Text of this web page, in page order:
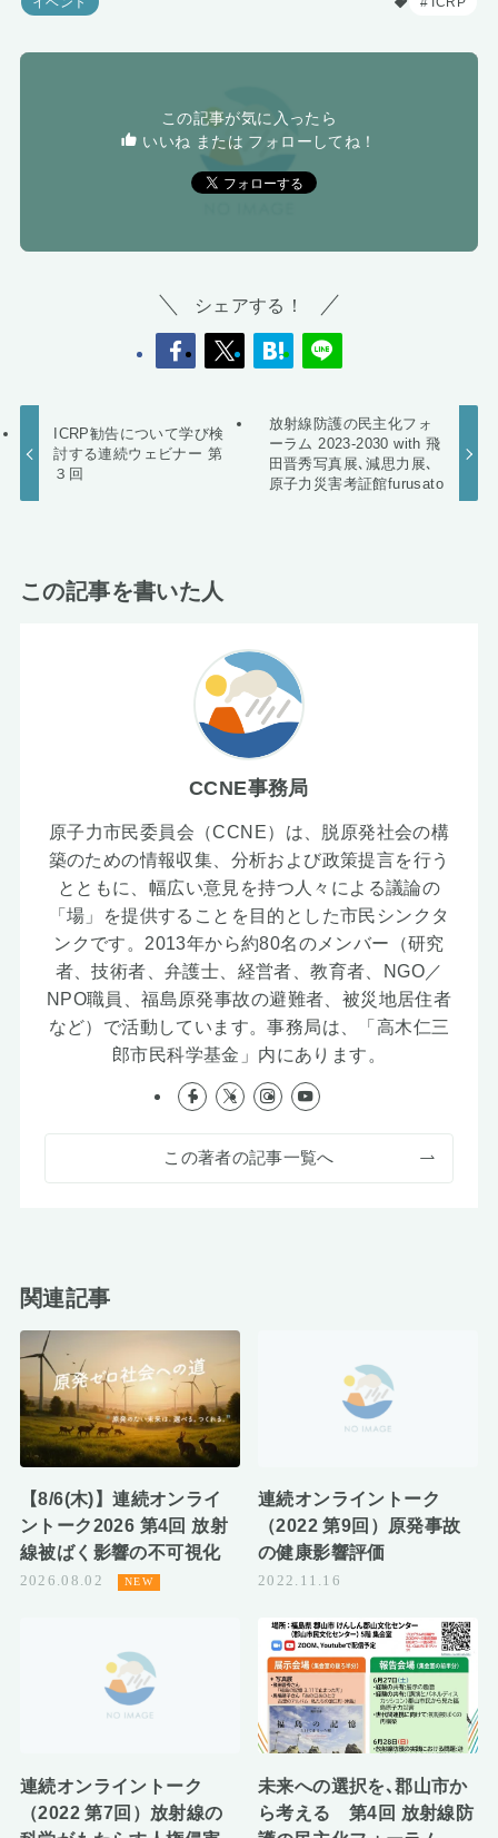
この記事が気に入ったら
いいね または フォローしてね！
シェアする！
ICRP勧告について学び検
討する連続ウェビナー 第
３回
放射線防護の民主化フォ
ーラム 2023-2030 with 飛
田晋秀写真展､減思力展､
原子力災害考証館furusato
この記事を書いた人
CCNE事務局
原子力市民委員会（CCNE）は、脱原発社会の構
築のための情報収集、分析および政策提言を行う
とともに、幅広い意見を持つ人々による議論の
「場」を提供することを目的とした市民シンクタ
ンクです。2013年から約80名のメンバー（研究
者、技術者、弁護士、経営者、教育者、NGO／
NPO職員、福島原発事故の避難者、被災地居住者
など）で活動しています。事務局は、「高木仁三
郎市民科学基金」内にあります。
この著者の記事一覧へ
関連記事
【8/6(木)】連続オンライ
ントーク2026 第4回 放射
線被ばく影響の不可視化
2026.08.02
連続オンライントーク
（2022 第9回）原発事故
の健康影響評価
2022.11.16
連続オンライントーク
（2022 第7回）放射線の
未来への選択を､郡山市か
ら考える 第4回 放射線防